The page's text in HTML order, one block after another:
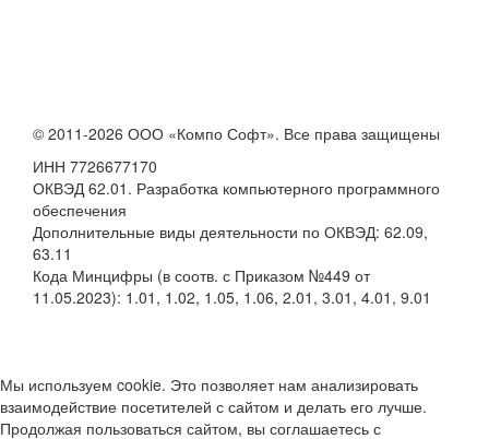
© 2011-2026 ООО «Компо Софт». Все права защищены
ИНН 7726677170
ОКВЭД 62.01. Разработка компьютерного программного
обеспечения
Дополнительные виды деятельности по ОКВЭД: 62.09,
63.11
Кода Минцифры (в соотв. с Приказом №449 от
11.05.2023): 1.01, 1.02, 1.05, 1.06, 2.01, 3.01, 4.01, 9.01
Мы используем cookie. Это позволяет нам анализировать
взаимодействие посетителей с сайтом и делать его лучше.
Продолжая пользоваться сайтом, вы соглашаетесь с